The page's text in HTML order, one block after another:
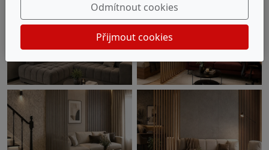
Odmítnout cookies
Přijmout cookies